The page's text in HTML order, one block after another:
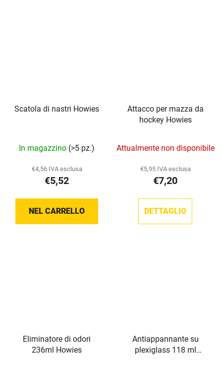
Scatola di nastri Howies
valutazione
media
del
è
In magazzino (>5 pz.)
€4,56 IVA esclusa
€5,52
NEL CARRELLO
Attacco per mazza da
hockey Howies
Attualmente non disponibile
€5,95 IVA esclusa
€7,20
DETTAGLIO
Eliminatore di odori
236ml Howies
Antiappannante su
plexiglass 118 ml